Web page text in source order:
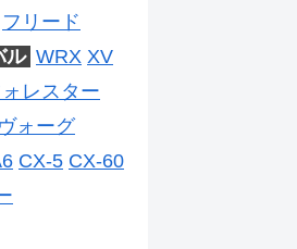
フリード
ル WRX XV
ォレスター
ォーグ
CX-5 CX-60